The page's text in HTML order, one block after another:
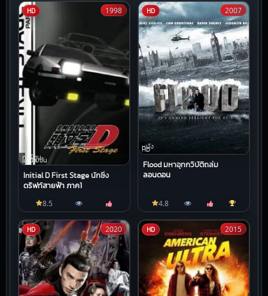
HD
การ์ตูน
แอนิเมชัน
Initial D First Stage นักซิ่ง
ดริฟท์สายฟ้า ภาค1
1998
8.5
HD
หนัง
HD
Flood มหาอุทกวิบัติถล่ม
ลอนดอน
2007
4.8
HD 2020 HD 2015